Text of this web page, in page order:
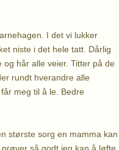
I det vi lukker
niste i det hele tatt. Dårlig
hår alle veier. Titter på de
rundt hverandre alle
meg til å le. Bedre
største sorg en mamma kan
så godt jeg kan å løfte